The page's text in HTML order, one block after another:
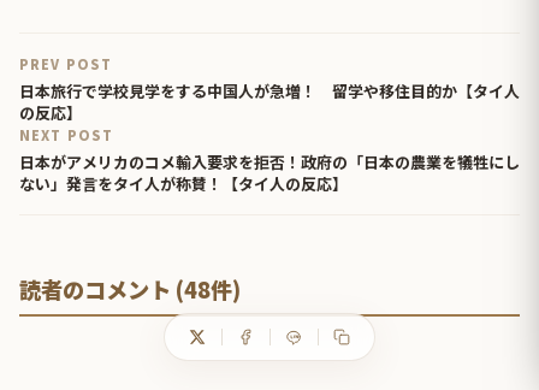
PREV POST
日本旅行で学校見学をする中国人が急増！ 留学や移住目的か【タイ人
の反応】
NEXT POST
日本がアメリカのコメ輸入要求を拒否！政府の「日本の農業を犠牲にし
ない」発言をタイ人が称賛！【タイ人の反応】
読者のコメント (48件)